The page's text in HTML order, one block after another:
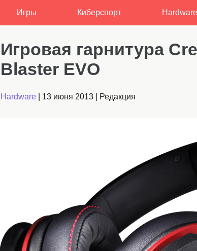
Игры Киберспорт Hardware
Игровая гарнитура
Blaster EVO
Hardware 13 июня 2013 Редакция